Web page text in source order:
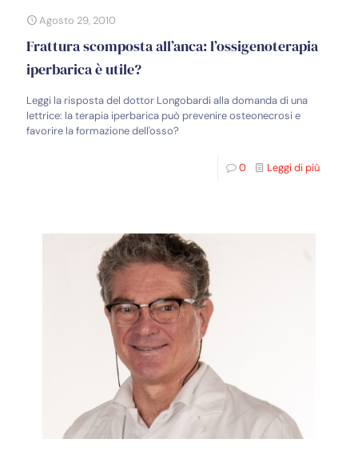
Agosto 29, 2010
Frattura scomposta all’anca: l’ossigenoterapia
iperbarica è utile?
Leggi la risposta del dottor Longobardi alla domanda di una
lettrice: la terapia iperbarica può prevenire osteonecrosi e
favorire la formazione dell'osso?
0 Leggi di più